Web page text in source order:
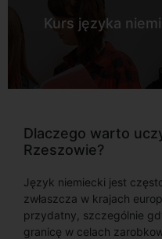
Kurs języka
Dlaczego warto
Rzeszowie?
Język niemiecki jest
zwłaszcza w krajach
przydatny, szczególnie
granicę w celach